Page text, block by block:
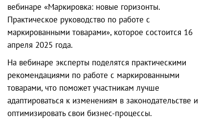
вебинаре «Маркировка: новые горизонты.
Практическое руководство по работе с
маркированными товарами», которое состоится 16
апреля 2025 года.
На вебинаре эксперты поделятся практическими
рекомендациями по работе с маркированными
товарами, что поможет участникам лучше
адаптироваться к изменениям в законодательстве и
оптимизировать свои бизнес-процессы.